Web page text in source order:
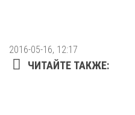
2016-05-16, 12:17
ЧИТАЙТЕ ТАКЖЕ: